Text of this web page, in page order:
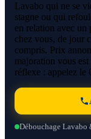
Lavabo qui ne se
stagne ou qui
en relation avec un
chez vous, de jour
compris. Prix
majoration vous
réflexe : appelez le
Débouchage